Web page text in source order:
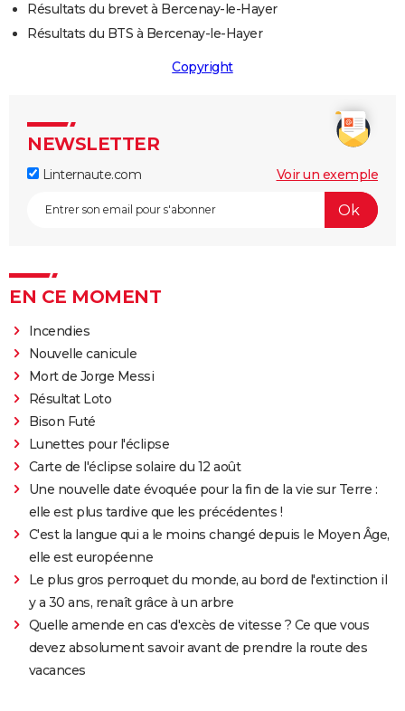
Résultats du brevet à Bercenay-le-Hayer
Résultats du BTS à Bercenay-le-Hayer
Copyright
NEWSLETTER
Linternaute.com Voir un exemple
EN CE MOMENT
Incendies
Nouvelle canicule
Mort de Jorge Messi
Résultat Loto
Bison Futé
Lunettes pour l'éclipse
Carte de l'éclipse solaire du 12 août
Une nouvelle date évoquée pour la fin de la vie sur Terre :
elle est plus tardive que les précédentes !
C'est la langue qui a le moins changé depuis le Moyen Âge,
elle est européenne
Le plus gros perroquet du monde, au bord de l'extinction il
y a 30 ans, renaît grâce à un arbre
Quelle amende en cas d'excès de vitesse ? Ce que vous
devez absolument savoir avant de prendre la route des
vacances